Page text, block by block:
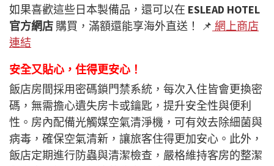
如果喜歡這些日本製備品，還可以在 ESLEAD HOTEL
官方網店 購買，滿額還能享海外直送！ 📌 網上商店
連結
安全又貼心，住得更安心！
飯店房間採用密碼鎖門禁系統，每次入住皆會更換密
碼，無需擔心遺失房卡或鑰匙，提升安全性與便利
性。房內配備光觸媒空氣清淨機，可有效去除細菌與
病毒，確保空氣清新，讓旅客住得更加安心。此外，
飯店定期進行防蟲與清潔檢查，嚴格維持客房的整潔